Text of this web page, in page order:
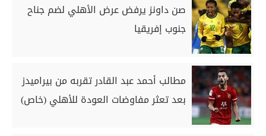
صن داونز يرفض عرض الأهلي لضم جناح
جنوب إفريقيا
مطالب أحمد عبد القادر تقربه من بيراميدز
بعد تعثر مفاوضات العودة للأهلي (خاص)